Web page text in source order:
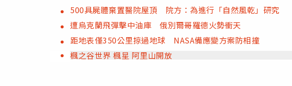
500具屍體棄置醫院屋頂 院方：為進行「自然風乾」研究
遭烏克蘭飛彈擊中油庫 俄別爾哥羅德火勢衝天
距地表僅350公里掠過地球 NASA備應變方案防相撞
楓之谷世界 楓星 阿里山開放